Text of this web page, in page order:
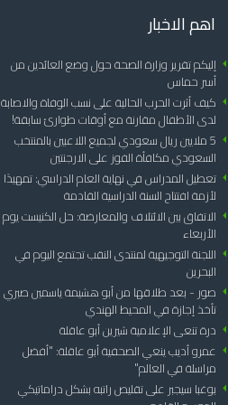
اهم الاخبار
arrow_left إليكم تقرير وزارة الصحة حول وضع العائدين من
أسر حماس
arrow_left كيف أثرت الحرب الحالية على نسب الوفاة والاصابة
لدى الأطفال مقارنة مع أوقات طوارئ سابقة!
arrow_left 5 ملايين ريال سعودي لجميع اللاعبين بالمنتخب
السعودي مكافأة الفوز على الارجنتين
arrow_left تعطيل المدراس في نهاية العام الدراسي: تمهيدًا
لأزمة افتتاح السنة الدراسية القادمة
arrow_left الاتفاق بين الائتلاف والمعارضة: حل الكنيست يوم
الأربعاء
arrow_left اللجنة التوجيهية لمنتدى النقب تجتمع اليوم في
البحرين
arrow_left صور - بعد طلاقها من أبو هشيمة ياسمين صبري
تأخذ إجازة في المحيط الهندي
arrow_left درة تنعى الإعلامية شيرين أبو عاقلة
arrow_left عمرو أديب ينعي الصحفية أبو عاقلة: "أفضل
مراسلة في العالم"
arrow_left بوغبا سيجبر على تقليص راتبه بشكل دراماتيكي